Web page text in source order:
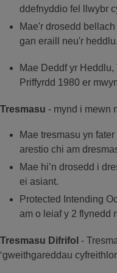
ddefnyddio fel llwybr
Mae'r drosedd
gan eraill neu'r heddlu.
Mae Deddf yr
Priffyrdd 1980 er
Tresmasu - mynd i mewn
Mae tresmasu yn
arestio chi am
Mae hi’n drosedd i
ei asiant.
Protected Intending
am o leiaf y 2 flynedd
Tresmasu Difrifol -
‘gweithgareddau